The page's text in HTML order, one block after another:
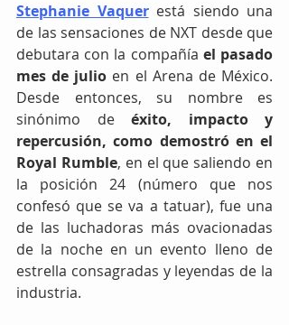
Stephanie Vaquer está siendo una
de las sensaciones de NXT desde que
debutara con la compañía el pasado
mes de julio en el Arena de México.
Desde entonces, su nombre es
sinónimo de éxito, impacto y
repercusión, como demostró en el
Royal Rumble, en el que saliendo en
la posición 24 (número que nos
confesó que se va a tatuar), fue una
de las luchadoras más ovacionadas
de la noche en un evento lleno de
estrella consagradas y leyendas de la
industria.